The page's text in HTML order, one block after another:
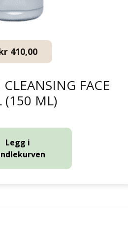
410,00
FACE
(150 ML)
Legg i